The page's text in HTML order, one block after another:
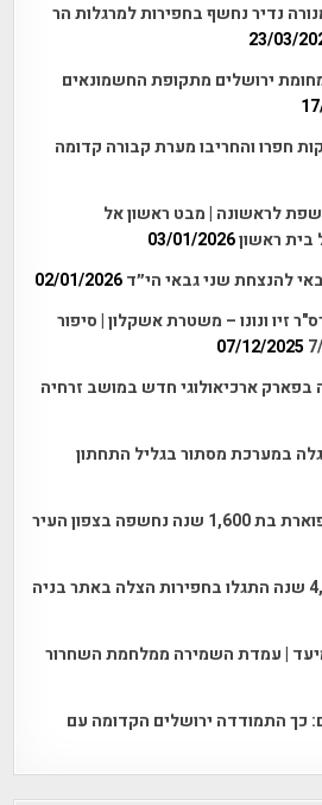
נדיר נחשף בחפירות למרגלות הר
23/03/
ירושלים מתקופת החשמונאים
חפרו והחריבו מערת קבורה קדומה
לראשונה | מבט ראשון אל
ראשון03/01/2026
להנצחת שני גבאי הי״ד 02/01/2026
זיו ונונו – משטרת אשקלון | סיפור
07/12/2025
בפארק ארכיאולוגי חדש במושב זרחיה
במערכת מסתור בגליל התחתון
שרידי אחוזה שומרונית מפוארת בת 1,600 שנה נחשפה בצפון העיר
פתילות קדומות בנות 4,000 שנה התגלו בחפירות הצלה באתר בניה
| עמדת השמירה ממלחמת השחרור
כך התמודדה ירושלים הקדומה עם